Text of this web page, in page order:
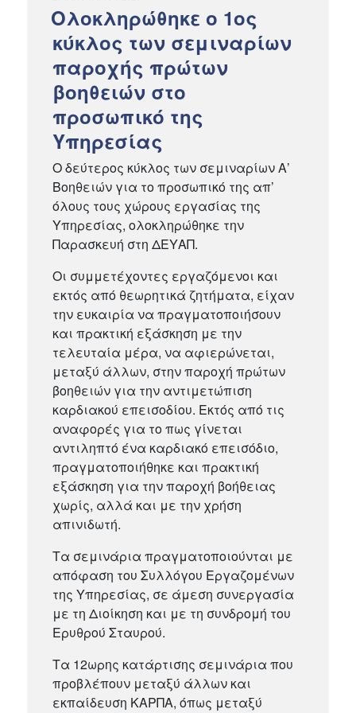
Ολοκληρώθηκε ο 1ος
κύκλος των σεμιναρίων
παροχής πρώτων
βοηθειών στο
προσωπικό της
Υπηρεσίας
Ο δεύτερος κύκλος των σεμιναρίων Α’
Βοηθειών για το προσωπικό της απ’
όλους τους χώρους εργασίας της
Υπηρεσίας, ολοκληρώθηκε την
Παρασκευή στη ΔΕΥΑΠ.
Οι συμμετέχοντες εργαζόμενοι και
εκτός από θεωρητικά ζητήματα, είχαν
την ευκαιρία να πραγματοποιήσουν
και πρακτική εξάσκηση με την
τελευταία μέρα, να αφιερώνεται,
μεταξύ άλλων, στην παροχή πρώτων
βοηθειών για την αντιμετώπιση
καρδιακού επεισοδίου. Εκτός από τις
αναφορές για το πως γίνεται
αντιληπτό ένα καρδιακό επεισόδιο,
πραγματοποιήθηκε και πρακτική
εξάσκηση για την παροχή βοήθειας
χωρίς, αλλά και με την χρήση
απινιδωτή.
Τα σεμινάρια πραγματοποιούνται με
απόφαση του Συλλόγου Εργαζομένων
της Υπηρεσίας, σε άμεση συνεργασία
με τη Διοίκηση και με τη συνδρομή του
Ερυθρού Σταυρού.
Τα 12ωρης κατάρτισης σεμινάρια που
προβλέπουν μεταξύ άλλων και
εκπαίδευση ΚΑΡΠΑ, όπως μεταξύ